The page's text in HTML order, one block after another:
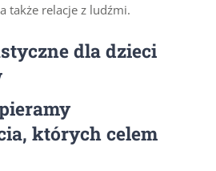
także relacje z ludźmi.
dla dzieci
których celem